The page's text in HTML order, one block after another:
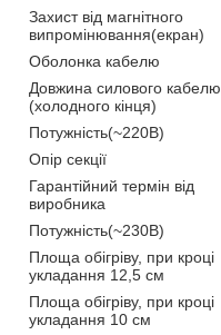
Захист від магнітного
випромінювання(екран)
Оболонка кабелю
Довжина силового кабелю
(холодного кінця)
Потужність(~220В)
Опір секції
Гарантійний термін від
виробника
Потужність(~230В)
Площа обігріву, при кроці
укладання 12,5 см
Площа обігріву, при кроці
укладання 10 см